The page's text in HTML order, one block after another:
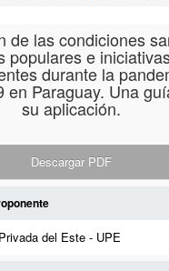
de las condiciones
populares e
durante la
en Paraguay. Una
su aplicación.
Descargar PDF
del Este - UPE